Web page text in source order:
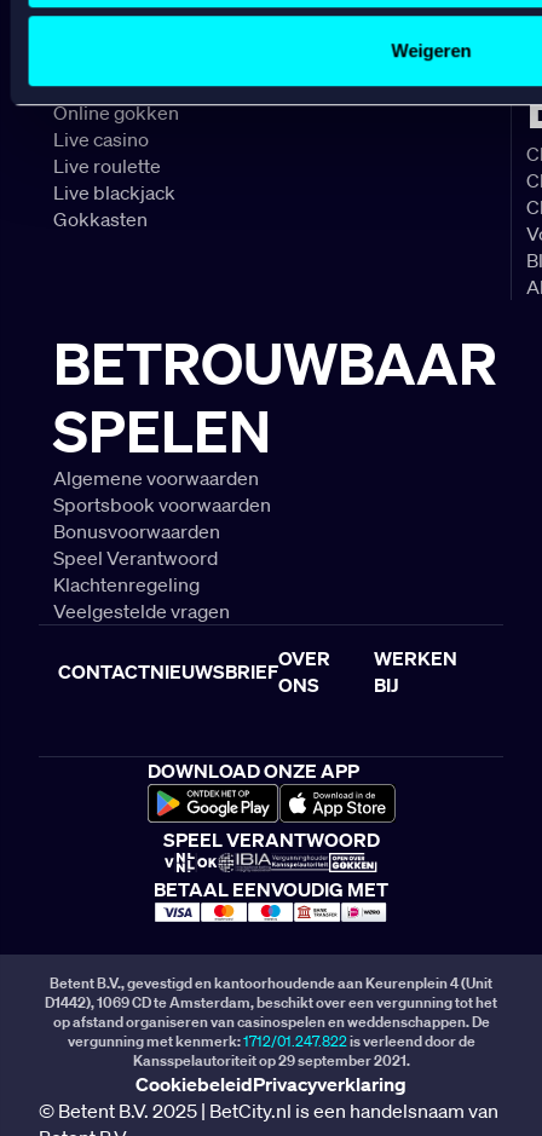
Sociale media functionaliteit.
Weigeren
CASINO
Online casino
Online gokken
Live casino
Live roulette
Live blackjack
Gokkasten
BETROUWBAAR
SPELEN
Algemene voorwaarden
Sportsbook voorwaarden
Bonusvoorwaarden
Speel Verantwoord
Klachtenregeling
Veelgestelde vragen
CONTACTNIEUWSBRIEF
OVER
ONS
WERKEN
BIJ
DOWNLOAD ONZE APP
SPEEL VERANTWOORD
BETAAL EENVOUDIG MET
Betent B.V., gevestigd en kantoorhoudende aan Keurenplein 4 (Unit
D1442), 1069 CD te Amsterdam, beschikt over een vergunning tot het
op afstand organiseren van casinospelen en weddenschappen. De
vergunning met kenmerk:1712/01.247.822is verleend door de
Kansspelautoriteit op 29 september 2021.
CookiebeleidPrivacyverklaring
© Betent B.V. 2025 | BetCity.nl is een handelsnaam van